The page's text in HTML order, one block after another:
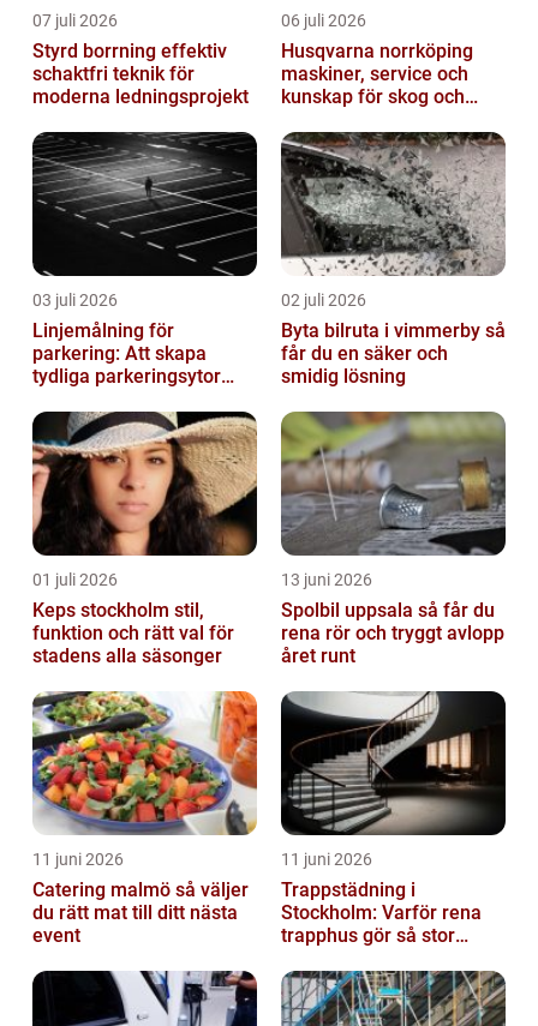
07 juli 2026
Styrd borrning effektiv
schaktfri teknik för
moderna ledningsprojekt
06 juli 2026
Husqvarna norrköping
maskiner, service och
kunskap för skog och
03 juli 2026
Linjemålning för
parkering: Att skapa
tydliga parkeringsytor
parkeringslinjer
02 juli 2026
Byta bilruta i vimmerby så
får du en säker och
smidig lösning
01 juli 2026
Keps stockholm stil,
funktion och rätt val för
stadens alla säsonger
13 juni 2026
Spolbil uppsala så får du
rena rör och tryggt avlopp
året runt
11 juni 2026
Catering malmö så väljer
du rätt mat till ditt nästa
event
11 juni 2026
Trappstädning i
Stockholm: Varför rena
trapphus gör så stor